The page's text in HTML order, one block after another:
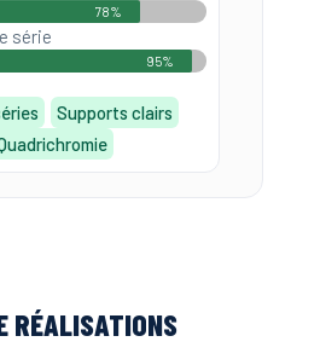
78%
série
95%
Supports clairs
RÉALISATIONS